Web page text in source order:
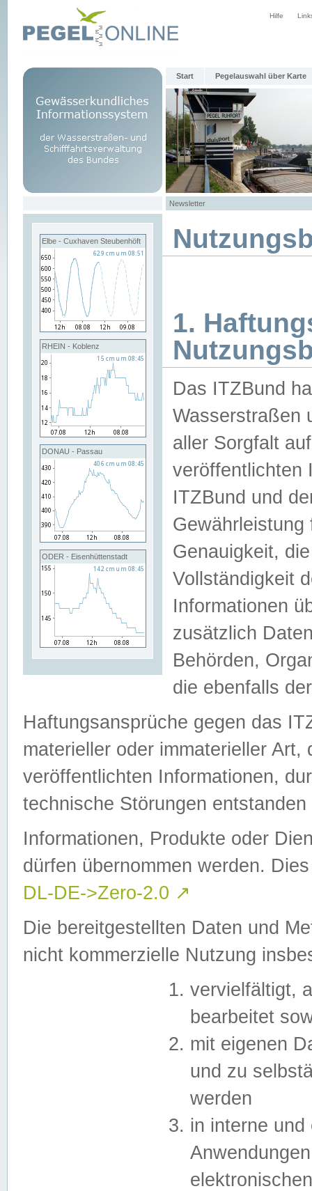
Hilfe
Start Pegelauswahl über Karte
Newsletter
Elbe - Cuxhaven Steubenhöft
RHEIN - Koblenz
DONAU - Passau
ODER - Eisenhüttenstadt
1.
Das ITZBund
Wasserstraßen
aller Sorgfalt
veröffentlichten
ITZBund und
Genauigkeit,
Vollständigkeit
Informationen
zusätzlich
Behörden,
die ebenfalls
Haftungsansprüche gegen das
materieller oder immaterieller
veröffentlichten Informationen,
technische Störungen
Informationen, Produkte oder
dürfen übernommen werden.
DL-DE->Zero-2.0 ↗
Die bereitgestellten Daten und
nicht kommerzielle Nutzung
vervielfältigt,
bearbeitet
mit eigenen
und zu
werden
in interne